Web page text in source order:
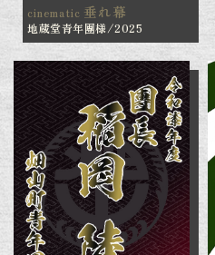
cinematic 垂れ幕
地蔵堂青年團様/2025